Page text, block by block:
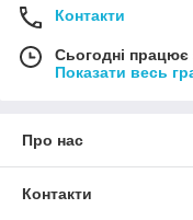
Контакти
Сьогодні працює
Показати весь
Про нас
Контакти